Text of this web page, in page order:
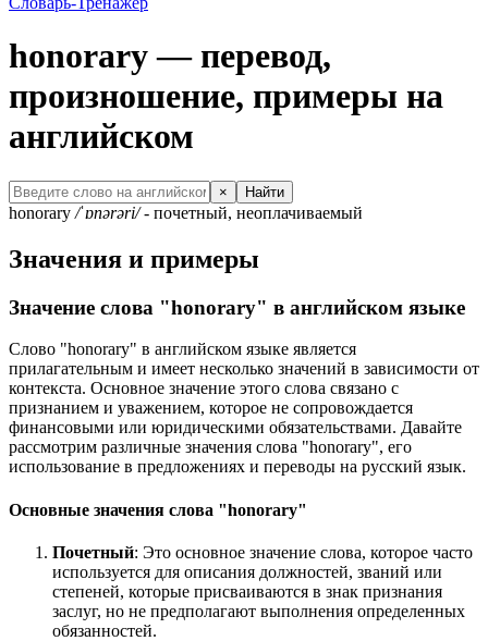
honorary — перевод,
произношение, примеры на
английском
× Найти
honorary /ˈɒnərəri/- почетный, неоплачиваемый
Значения и примеры
Значение слова "honorary" в английском языке
Слово "honorary" в английском языке является
прилагательным и имеет несколько значений в зависимости от
контекста. Основное значение этого слова связано с
признанием и уважением, которое не сопровождается
финансовыми или юридическими обязательствами. Давайте
рассмотрим различные значения слова "honorary", его
использование в предложениях и переводы на русский язык.
Основные значения слова "honorary"
Почетный: Это основное значение слова, которое часто
используется для описания должностей, званий или
степеней, которые присваиваются в знак признания
заслуг, но не предполагают выполнения определенных
обязанностей.